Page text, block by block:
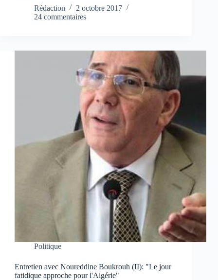
Rédaction
2 octobre 2017
24 commentaires
Politique
Entretien avec Noureddine Boukrouh (II): "Le jour
fatidique approche pour l'Algérie"